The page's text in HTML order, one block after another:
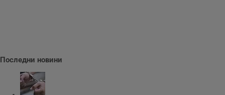
Последни новини